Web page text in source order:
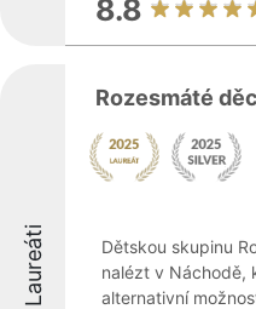
8.8
Laureáti
Rozesmáté
Dětskou skupinu
nalézt v Náchodě,
alternativní